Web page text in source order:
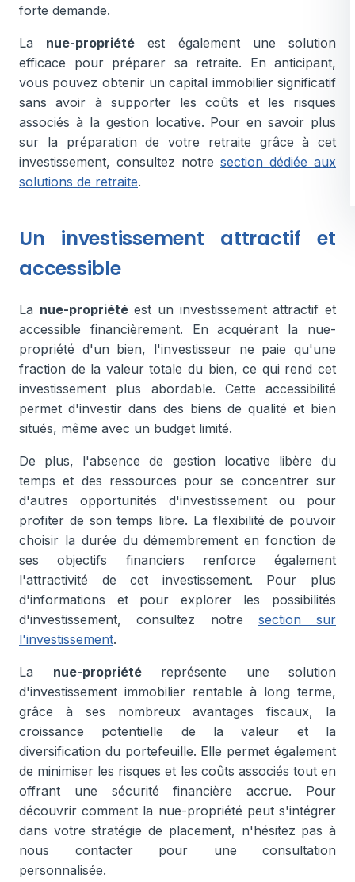
forte demande.
La nue-propriété est également une solution
efficace pour préparer sa retraite. En anticipant,
vous pouvez obtenir un capital immobilier significatif
sans avoir à supporter les coûts et les risques
associés à la gestion locative. Pour en savoir plus
sur la préparation de votre retraite grâce à cet
investissement, consultez notre section dédiée aux
solutions de retraite.
Un investissement attractif et
accessible
La nue-propriétéest un investissement attractif et
accessible financièrement. En acquérant la nue-
propriété d'un bien, l'investisseur ne paie qu'une
fraction de la valeur totale du bien, ce qui rend cet
investissement plus abordable. Cette accessibilité
permet d'investir dans des biens de qualité et bien
situés, même avec un budget limité.
De plus, l'absence de gestion locative libère du
temps et des ressources pour se concentrer sur
d'autres opportunités d'investissement ou pour
profiter de son temps libre. La flexibilité de pouvoir
choisir la durée du démembrement en fonction de
ses objectifs financiers renforce également
l'attractivité de cet investissement. Pour plus
d'informations et pour explorer les possibilités
d'investissement, consultez notre section sur
l'investissement.
La nue-propriétéreprésente une solution
d'investissement immobilier rentable à long terme,
grâce à ses nombreux avantages fiscaux, la
croissance potentielle de la valeur et la
diversification du portefeuille. Elle permet également
de minimiser les risques et les coûts associés tout en
offrant une sécurité financière accrue. Pour
découvrir comment la nue-propriété peut s'intégrer
dans votre stratégie de placement, n'hésitez pas à
nous contacter pour une consultation
personnalisée.